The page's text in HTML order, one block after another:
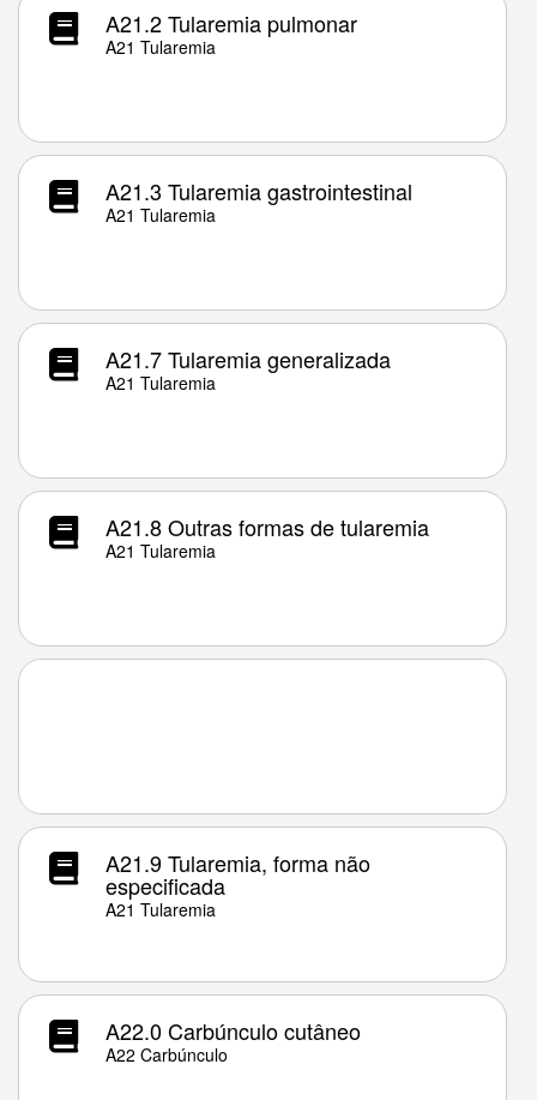
A21.2 Tularemia pulmonar
A21 Tularemia
A21.3 Tularemia gastrointestinal
A21 Tularemia
A21.7 Tularemia generalizada
A21 Tularemia
A21.8 Outras formas de tularemia
A21 Tularemia
A21.9 Tularemia, forma não
especificada
A21 Tularemia
A22.0 Carbúnculo cutâneo
A22 Carbúnculo